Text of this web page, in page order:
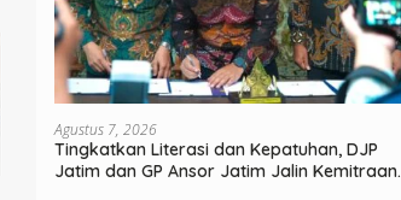
Agustus 7, 2026
Tingkatkan Literasi dan Kepatuhan, DJP
Jatim dan GP Ansor Jatim Jalin Kemitraan